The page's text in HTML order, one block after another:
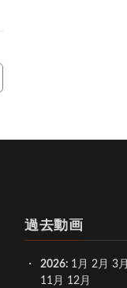
過去動画
2026: 1月 2月 3月
11月
12月